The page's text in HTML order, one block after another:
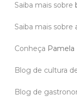
Saiba mais sobre
Saiba mais sobre
Conheça Pamela
Blog de cultura
Blog de